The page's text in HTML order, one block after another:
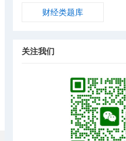
财经类题库
关注我们